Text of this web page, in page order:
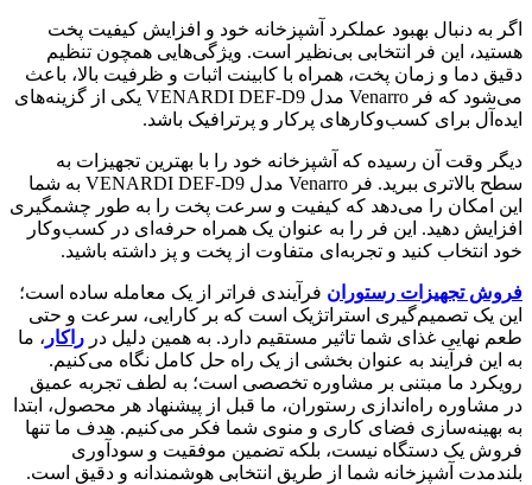
اگر به دنبال بهبود عملکرد آشپزخانه خود و افزایش کیفیت پخت
هستید، این فر انتخابی بی‌نظیر است. ویژگی‌هایی همچون تنظیم
دقیق دما و زمان پخت، همراه با کابینت اثبات و ظرفیت بالا، باعث
می‌شود که فر Venarro مدل VENARDI DEF-D9 یکی از گزینه‌های
ایده‌آل برای کسب‌وکارهای پرکار و پرترافیک باشد.
دیگر وقت آن رسیده که آشپزخانه خود را با بهترین تجهیزات به
سطح بالاتری ببرید. فر Venarro مدل VENARDI DEF-D9 به شما
این امکان را می‌دهد که کیفیت و سرعت پخت را به طور چشمگیری
افزایش دهید. این فر را به عنوان یک همراه حرفه‌ای در کسب‌وکار
خود انتخاب کنید و تجربه‌ای متفاوت از پخت و پز داشته باشید.
فروش تجهیزات رستوران فرآیندی فراتر از یک معامله ساده است؛
این یک تصمیم‌گیری استراتژیک است که بر کارایی، سرعت و حتی
طعم نهایی غذای شما تاثیر مستقیم دارد. به همین دلیل در راکار ، ما
به این فرآیند به عنوان بخشی از یک راه حل کامل نگاه می‌کنیم.
رویکرد ما مبتنی بر مشاوره تخصصی است؛ به لطف تجربه عمیق
در مشاوره راه‌اندازی رستوران، ما قبل از پیشنهاد هر محصول، ابتدا
به بهینه‌سازی فضای کاری و منوی شما فکر می‌کنیم. هدف ما تنها
فروش یک دستگاه نیست، بلکه تضمین موفقیت و سودآوری
بلندمدت آشپزخانه شما از طریق انتخابی هوشمندانه و دقیق است.